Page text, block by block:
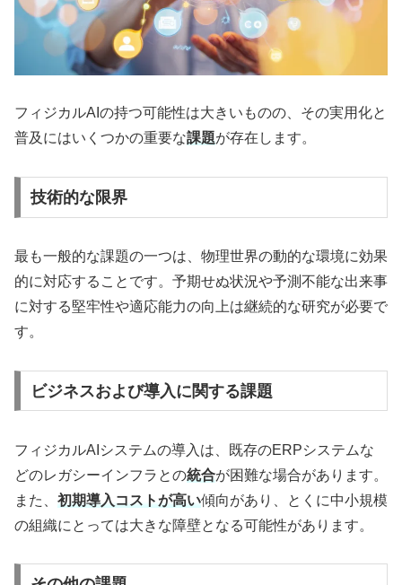
フィジカルAIの持つ可能性は大きいものの、その実用化と
普及にはいくつかの重要な課題が存在します。
技術的な限界
最も一般的な課題の一つは、物理世界の動的な環境に効果
的に対応することです。予期せぬ状況や予測不能な出来事
に対する堅牢性や適応能力の向上は継続的な研究が必要で
す。
ビジネスおよび導入に関する課題
フィジカルAIシステムの導入は、既存のERPシステムな
どのレガシーインフラとの統合が困難な場合があります。
また、 初期導入コストが高い傾向があり、とくに中小規模
の組織にとっては大きな障壁となる可能性があります。